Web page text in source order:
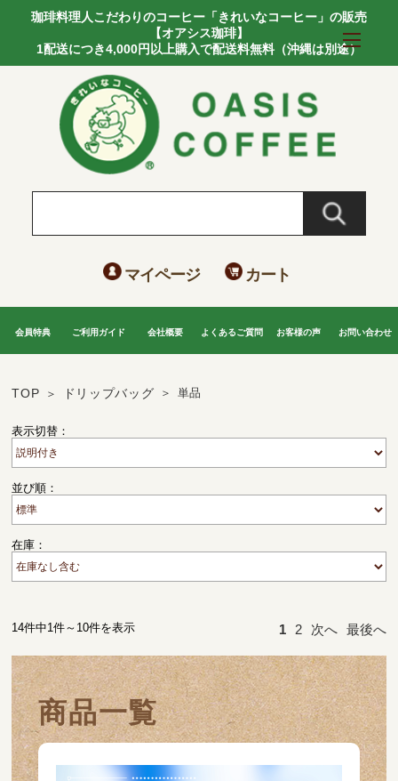
珈琲料理人こだわりのコーヒー「きれいなコーヒー」の販売
【オアシス珈琲】
1配送につき4,000円以上購入で配送料無料（沖縄は別途）
マイページ カート
会員特典 ご利用ガイド 会社概要 よくあるご質問 お客様の声 お問い合わせ
TOP ドリップバッグ 単品
表示切替：
並び順：
在庫：
14件中1件～10件を表示 1 2 次へ 最後へ
商品一覧